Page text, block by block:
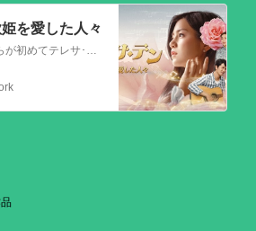
を愛した人々
テレサ・テンの家族らが初めてテレサ･テンの伝記的物語の撮影を許可した作品。テレサ・テンの伝説的な人生を誕生から描く。彼女がいかにして歌の道に踏み出し、いかにして一代の女王となったか、そしてその過程でいかにして苦悩と困難を乗り越えたか、その物語が披露される。